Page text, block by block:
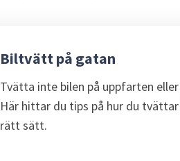
Biltvätt på gatan
Tvätta inte bilen på uppfarten
Här hittar du tips på hur du tvättar
rätt sätt.